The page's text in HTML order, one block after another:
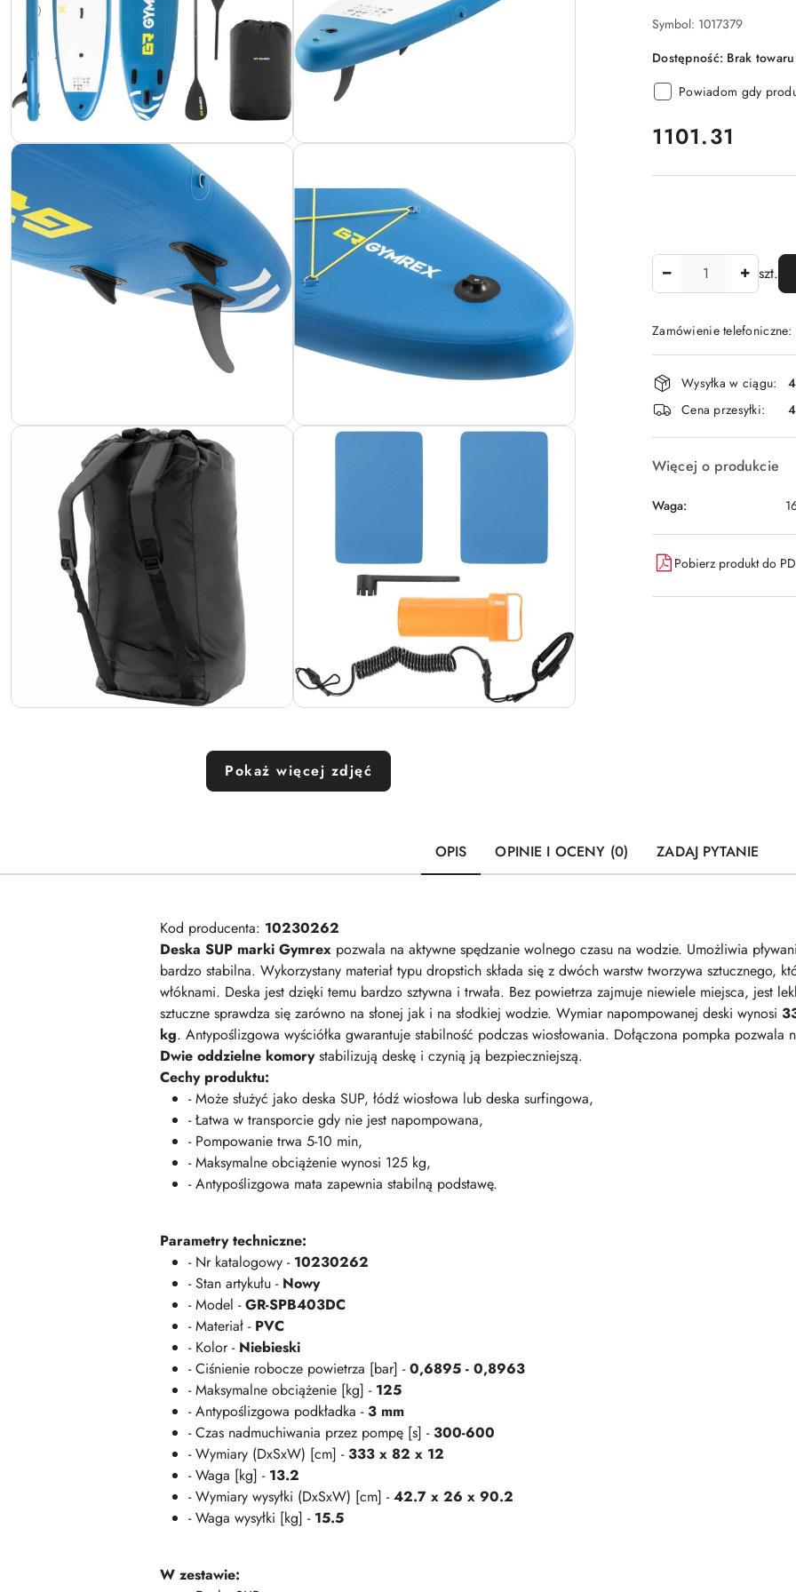
Pokaż więcej zdjęć
Symbol: 1017379
Dostępność: Brak towaru
Powiadom gdy
cena:
1101.31
szt.
Zamówienie
Dostępność
i
dostawa
Wysyłka w ciągu:
Cena przesyłki:
Więcej o produkcie
Waga:
Pobierz produkt do
OPIS OPINIE I OCENY (0) ZADAJ PYTANIE
Kod producenta: 10230262
Deska SUP marki Gymrex pozwala na aktywne spędzanie wolnego czasu na wodzie. Umożliwia
bardzo stabilna. Wykorzystany materiał typu dropstich składa się z dwóch warstw tworzywa sztucznego,
włóknami. Deska jest dzięki temu bardzo sztywna i trwała. Bez powietrza zajmuje niewiele miejsca, jest
sztuczne sprawdza się zarówno na słonej jak i na słodkiej wodzie. Wymiar napompowanej deski wynosi
kg. Antypoślizgowa wyściółka gwarantuje stabilność podczas wiosłowania. Dołączona pompka
Dwie oddzielne komorystabilizują deskę i czynią ją bezpieczniejszą.
Cechy produktu:
- Może służyć jako deska SUP, łódź wiosłowa lub deska surfingowa,
- Łatwa w transporcie gdy nie jest napompowana,
- Pompowanie trwa 5-10 min,
- Maksymalne obciążenie wynosi 125 kg,
- Antypoślizgowa mata zapewnia stabilną podstawę.
Parametry techniczne:
- Nr katalogowy - 10230262
- Stan artykułu - Nowy
- Model -GR-SPB403DC
- Materiał - PVC
- Kolor - Niebieski
- Ciśnienie robocze powietrza [bar] -0,6895 - 0,8963
- Maksymalne obciążenie [kg] - 125
- Antypoślizgowa podkładka -3 mm
- Czas nadmuchiwania przez pompę [s] -300-600
- Wymiary (DxSxW) [cm] -333 x 82 x 12
- Waga [kg] - 13.2
- Wymiary wysyłki (DxSxW) [cm] -42.7 x 26 x 90.2
- Waga wysyłki [kg] - 15.5
W zestawie: